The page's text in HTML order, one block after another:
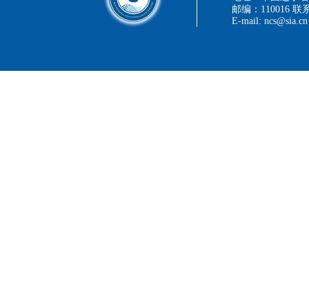
邮编：110016 联
E-mail: ncs@sia.cn